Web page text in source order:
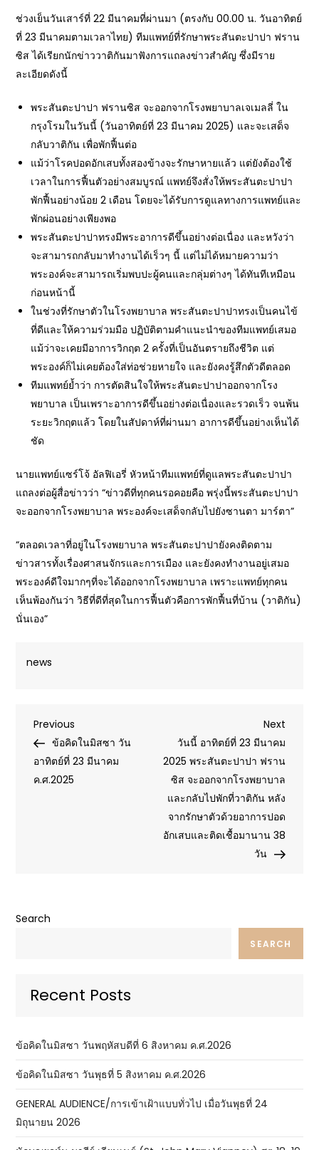
ช่วงเย็นวันเสาร์ที่ 22 มีนาคมที่ผ่านมา (ตรงกับ 00.00 น. วันอาทิตย์
ที่ 23 มีนาคมตามเวลาไทย) ทีมแพทย์ที่รักษาพระสันตะปาปา ฟราน
ซิส ได้เรียกนักข่าววาติกันมาฟังการแถลงข่าวสำคัญ ซึ่งมีราย
ละเอียดดังนี้
พระสันตะปาปา ฟรานซิส จะออกจากโรงพยาบาลเจเมลลี่ ใน
กรุงโรมในวันนี้ (วันอาทิตย์ที่ 23 มีนาคม 2025) และจะเสด็จ
กลับวาติกัน เพื่อพักฟื้นต่อ
แม้ว่าโรคปอดอักเสบทั้งสองข้างจะรักษาหายแล้ว แต่ยังต้องใช้
เวลาในการฟื้นตัวอย่างสมบูรณ์ แพทย์จึงสั่งให้พระสันตะปาปา
พักฟื้นอย่างน้อย 2 เดือน โดยจะได้รับการดูแลทางการแพทย์และ
พักผ่อนอย่างเพียงพอ
พระสันตะปาปาทรงมีพระอาการดีขึ้นอย่างต่อเนื่อง และหวังว่า
จะสามารถกลับมาทำงานได้เร็วๆ นี้ แต่ไม่ได้หมายความว่า
พระองค์จะสามารถเริ่มพบปะผู้คนและกลุ่มต่างๆ ได้ทันทีเหมือน
ก่อนหน้านี้
ในช่วงที่รักษาตัวในโรงพยาบาล พระสันตะปาปาทรงเป็นคนไข้
ที่ดีและให้ความร่วมมือ ปฏิบัติตามคำแนะนำของทีมแพทย์เสมอ
แม้ว่าจะเคยมีอาการวิกฤต 2 ครั้งที่เป็นอันตรายถึงชีวิต แต่
พระองค์ก็ไม่เคยต้องใส่ท่อช่วยหายใจ และยังคงรู้สึกตัวดีตลอด
ทีมแพทย์ย้ำว่า การตัดสินใจให้พระสันตะปาปาออกจากโรง
พยาบาล เป็นเพราะอาการดีขึ้นอย่างต่อเนื่องและรวดเร็ว จนพ้น
ระยะวิกฤตแล้ว โดยในสัปดาห์ที่ผ่านมา อาการดีขึ้นอย่างเห็นได้
ชัด
นายแพทย์แซร์โจ้ อัลฟิเอรี่ หัวหน้าทีมแพทย์ที่ดูแลพระสันตะปาปา
แถลงต่อผู้สื่อข่าวว่า “ข่าวดีที่ทุกคนรอคอยคือ พรุ่งนี้พระสันตะปาปา
จะออกจากโรงพยาบาล พระองค์จะเสด็จกลับไปยังซานตา มาร์ตา”
“ตลอดเวลาที่อยู่ในโรงพยาบาล พระสันตะปาปายังคงติดตาม
ข่าวสารทั้งเรื่องศาสนจักรและการเมือง และยังคงทำงานอยู่เสมอ
พระองค์ดีใจมากๆที่จะได้ออกจากโรงพยาบาล เพราะแพทย์ทุกคน
เห็นพ้องกันว่า วิธีที่ดีที่สุดในการฟื้นตัวคือการพักฟื้นที่บ้าน (วาติกัน)
นั่นเอง”
news
Post
navigation
Previous
Post
Previous
ข้อคิดในมิสซา วัน
อาทิตย์ที่ 23 มีนาคม
ค.ศ.2025
Next
Post
Next
วันนี้ อาทิตย์ที่ 23 มีนาคม
2025 พระสันตะปาปา ฟราน
ซิส จะออกจากโรงพยาบาล
และกลับไปพักที่วาติกัน หลัง
จากรักษาตัวด้วยอาการปอด
อักเสบและติดเชื้อมานาน 38
วัน
Search
SEARCH
Recent Posts
ข้อคิดในมิสซา วันพฤหัสบดีที่ 6 สิงหาคม ค.ศ.2026
ข้อคิดในมิสซา วันพุธที่ 5 สิงหาคม ค.ศ.2026
GENERAL AUDIENCE/การเข้าเฝ้าแบบทั่วไป เมื่อวันพุธที่ 24
มิถุนายน 2026